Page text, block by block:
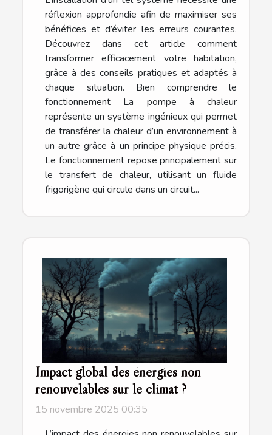
réflexion approfondie afin de maximiser ses
bénéfices et d’éviter les erreurs courantes.
Découvrez dans cet article comment
transformer efficacement votre habitation,
grâce à des conseils pratiques et adaptés à
chaque situation. Bien comprendre le
fonctionnement La pompe à chaleur
représente un système ingénieux qui permet
de transférer la chaleur d’un environnement à
un autre grâce à un principe physique précis.
Le fonctionnement repose principalement sur
le transfert de chaleur, utilisant un fluide
frigorigène qui circule dans un circuit...
Impact global des énergies non
renouvelables sur le climat ?
15 novembre 2025 00:35